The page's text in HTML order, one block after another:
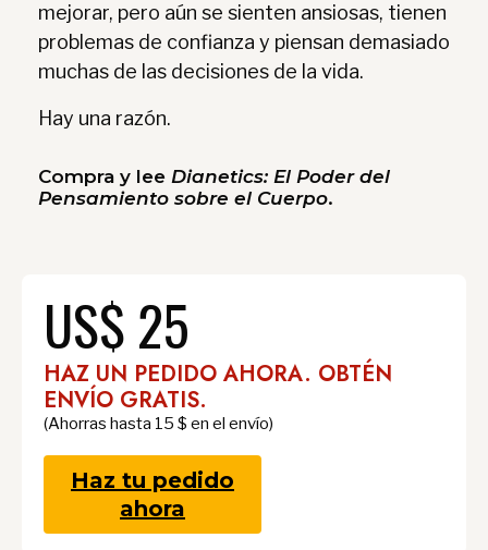
mejorar, pero aún se sienten ansiosas, tienen
problemas de confianza y piensan demasiado
muchas de las decisiones de la vida.
Hay una razón.
Compra y lee Dianetics: El Poder del
Pensamiento sobre el Cuerpo.
US$ 25
HAZ UN PEDIDO AHORA. OBTÉN
ENVÍO GRATIS.
(Ahorras hasta 15 $ en el envío)
Haz tu pedido
ahora